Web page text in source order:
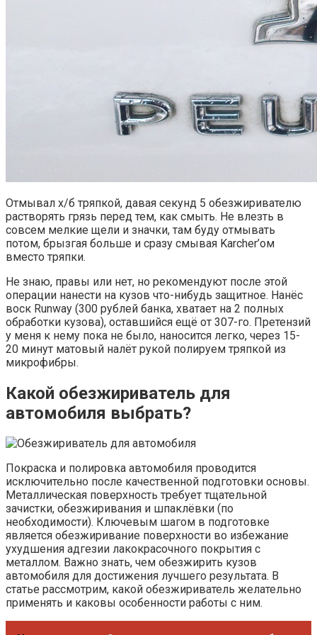
Отмывал х/б тряпкой, давая секунд 5 обезжиривателю
растворять грязь перед тем, как смыть. Не влезть в
совсем мелкие щели и значки, там буду отмывать
потом, брызгая больше и сразу смывая Karcher’ом
вместо тряпки.
Не знаю, правы или нет, но рекомендуют после этой
операции нанести на кузов что-нибудь защитное. Нанёс
воск Runway (300 рублей банка, хватает на 2 полных
обработки кузова), оставшийся ещё от 307-го. Претензий
у меня к нему пока не было, наносится легко, через 15-
20 минут матовый налёт рукой полируем тряпкой из
микрофибры.
Какой обезжириватель для
автомобиля выбрать?
Покраска и полировка автомобиля проводится
исключительно после качественной подготовки основы.
Металлическая поверхность требует тщательной
зачистки, обезжиривания и шпаклёвки (по
необходимости). Ключевым шагом в подготовке
является обезжиривание поверхности во избежание
ухудшения адгезии лакокрасочного покрытия с
металлом. Важно знать, чем обезжирить кузов
автомобиля для достижения лучшего результата. В
статье рассмотрим, какой обезжириватель желательно
применять и каковы особенности работы с ним.